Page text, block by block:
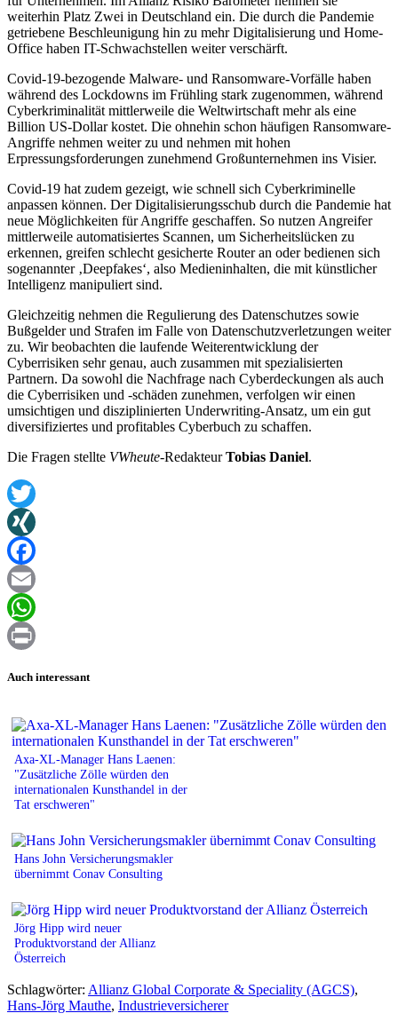
weiterhin Platz Zwei in Deutschland ein. Die durch die Pandemie
getriebene Beschleunigung hin zu mehr Digitalisierung und Home-
Office haben IT-Schwachstellen weiter verschärft.
Covid-19-bezogende Malware- und Ransomware-Vorfälle haben
während des Lockdowns im Frühling stark zugenommen, während
Cyberkriminalität mittlerweile die Weltwirtschaft mehr als eine
Billion US-Dollar kostet. Die ohnehin schon häufigen Ransomware-
Angriffe nehmen weiter zu und nehmen mit hohen
Erpressungsforderungen zunehmend Großunternehmen ins Visier.
Covid-19 hat zudem gezeigt, wie schnell sich Cyberkriminelle
anpassen können. Der Digitalisierungsschub durch die Pandemie hat
neue Möglichkeiten für Angriffe geschaffen. So nutzen Angreifer
mittlerweile automatisiertes Scannen, um Sicherheitslücken zu
erkennen, greifen schlecht gesicherte Router an oder bedienen sich
sogenannter ‚Deepfakes‘, also Medieninhalten, die mit künstlicher
Intelligenz manipuliert sind.
Gleichzeitig nehmen die Regulierung des Datenschutzes sowie
Bußgelder und Strafen im Falle von Datenschutzverletzungen weiter
zu. Wir beobachten die laufende Weiterentwicklung der
Cyberrisiken sehr genau, auch zusammen mit spezialisierten
Partnern. Da sowohl die Nachfrage nach Cyberdeckungen als auch
die Cyberrisiken und -schäden zunehmen, verfolgen wir einen
umsichtigen und disziplinierten Underwriting-Ansatz, um ein gut
diversifiziertes und profitables Cyberbuch zu schaffen.
Die Fragen stellte VWheute-RedakteurTobias Daniel.
Twitter
XING
Facebook
Email
WhatsApp
Auch interessant
Axa-XL-Manager Hans Laenen:
"Zusätzliche Zölle würden den
internationalen Kunsthandel in der
Tat erschweren"
Hans John Versicherungsmakler
übernimmt Conav Consulting
Jörg Hipp wird neuer
Produktvorstand der Allianz
Österreich
Schlagwörter: Allianz Global Corporate & Speciality (AGCS),
Hans-Jörg Mauthe, Industrieversicherer